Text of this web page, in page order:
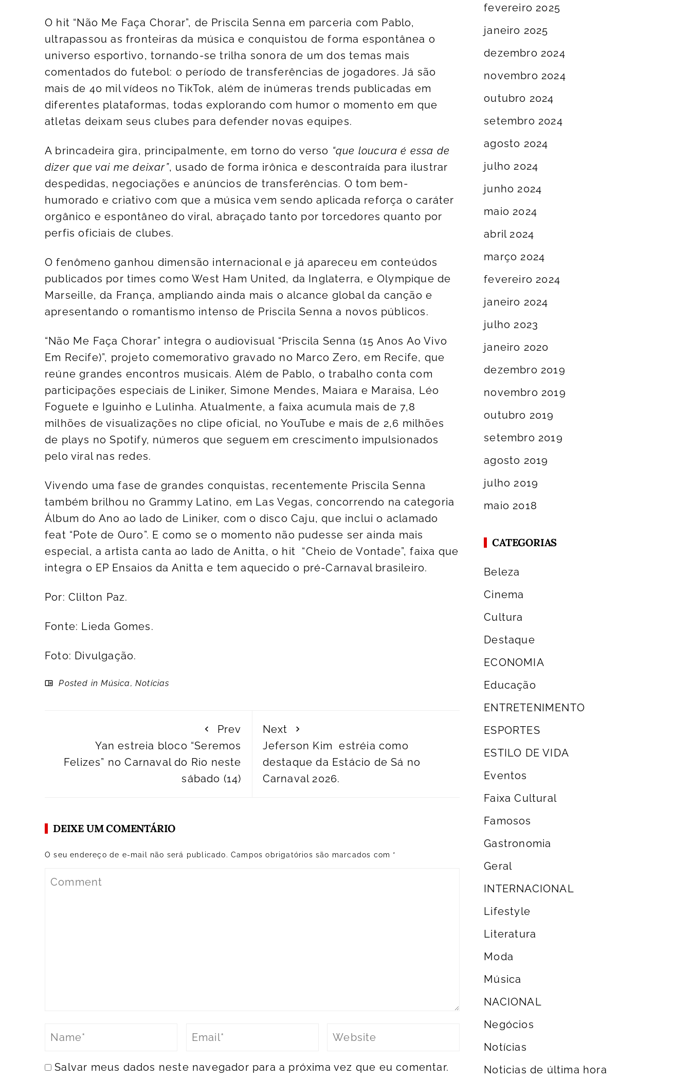
O hit “Não Me Faça Chorar”, de Priscila Senna em parceria com Pablo,
ultrapassou as fronteiras da música e conquistou de forma espontânea o
universo esportivo, tornando-se trilha sonora de um dos temas mais
comentados do futebol: o período de transferências de jogadores. Já são
mais de 40 mil vídeos no TikTok, além de inúmeras trends publicadas em
diferentes plataformas, todas explorando com humor o momento em que
atletas deixam seus clubes para defender novas equipes.
A brincadeira gira, principalmente, em torno do verso “que loucura é essa de
dizer que vai me deixar”, usado de forma irônica e descontraída para ilustrar
despedidas, negociações e anúncios de transferências. O tom bem-
humorado e criativo com que a música vem sendo aplicada reforça o caráter
orgânico e espontâneo do viral, abraçado tanto por torcedores quanto por
perfis oficiais de clubes.
O fenômeno ganhou dimensão internacional e já apareceu em conteúdos
publicados por times como West Ham United, da Inglaterra, e Olympique de
Marseille, da França, ampliando ainda mais o alcance global da canção e
apresentando o romantismo intenso de Priscila Senna a novos públicos.
“Não Me Faça Chorar” integra o audiovisual “Priscila Senna (15 Anos Ao Vivo
Em Recife)”, projeto comemorativo gravado no Marco Zero, em Recife, que
reúne grandes encontros musicais. Além de Pablo, o trabalho conta com
participações especiais de Liniker, Simone Mendes, Maiara e Maraisa, Léo
Foguete e Iguinho e Lulinha. Atualmente, a faixa acumula mais de 7,8
milhões de visualizações no clipe oficial, no YouTube e mais de 2,6 milhões
de plays no Spotify, números que seguem em crescimento impulsionados
pelo viral nas redes.
Vivendo uma fase de grandes conquistas, recentemente Priscila Senna
também brilhou no Grammy Latino, em Las Vegas, concorrendo na categoria
Álbum do Ano ao lado de Liniker, com o disco Caju, que inclui o aclamado
feat “Pote de Ouro”. E como se o momento não pudesse ser ainda mais
especial, a artista canta ao lado de Anitta, o hit “Cheio de Vontade”, faixa que
integra o EP Ensaios da Anitta e tem aquecido o pré-Carnaval brasileiro.
Por: Clilton Paz.
Fonte: Lieda Gomes.
Foto: Divulgação.
Posted inMúsica,Notícias
Prev
Yan estreia bloco “Seremos
Felizes” no Carnaval do Rio neste
sábado (14)
Next
Jeferson Kim estréia como
destaque da Estácio de Sá no
Carnaval 2026.
DEIXE UM COMENTÁRIO
O seu endereço de e-mail não será publicado. Campos obrigatórios são marcados com *
Salvar meus dados neste navegador para a próxima vez que eu comentar.
fevereiro 2025
janeiro 2025
dezembro 2024
novembro 2024
outubro 2024
setembro 2024
agosto 2024
julho 2024
junho 2024
maio 2024
abril 2024
março 2024
fevereiro 2024
janeiro 2024
julho 2023
janeiro 2020
dezembro 2019
novembro 2019
outubro 2019
setembro 2019
agosto 2019
julho 2019
maio 2018
CATEGORIAS
Beleza
Cinema
Cultura
Destaque
ECONOMIA
Educação
ENTRETENIMENTO
ESPORTES
ESTILO DE VIDA
Eventos
Faixa Cultural
Famosos
Gastronomia
Geral
INTERNACIONAL
Lifestyle
Literatura
Moda
Música
NACIONAL
Negócios
Notícias
Noticias de última hora